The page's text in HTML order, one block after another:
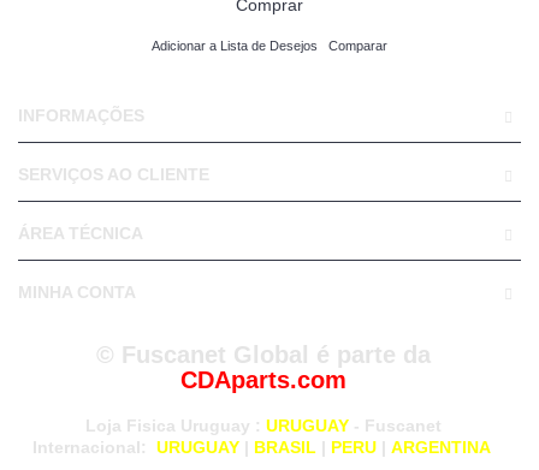
Comprar
Adicionar a Lista de Desejos Comparar
INFORMAÇÕES
SERVIÇOS AO CLIENTE
ÁREA TÉCNICA
MINHA CONTA
© Fuscanet Global é parte da
CDAparts.com
Loja Fisica Uruguay : URUGUAY - Fuscanet
Internacional: URUGUAY| BRASIL | PERU| ARGENTINA